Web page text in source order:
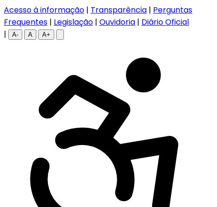
Acesso à informação | Transparência | Perguntas
Frequentes | Legislação | Ouvidoria | Diário Oficial
|
A- A A+